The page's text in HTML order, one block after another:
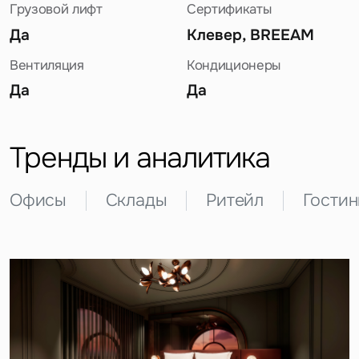
Грузовой лифт
Да
Сертификаты
Клевер, BREEAM
Вентиляция
Да
Кондиционеры
Да
Тренды и аналитика
Офисы Склады Ритейл
Вопрос
Предложение
Жалоба
Это обязательное поле
Это обязательное поле